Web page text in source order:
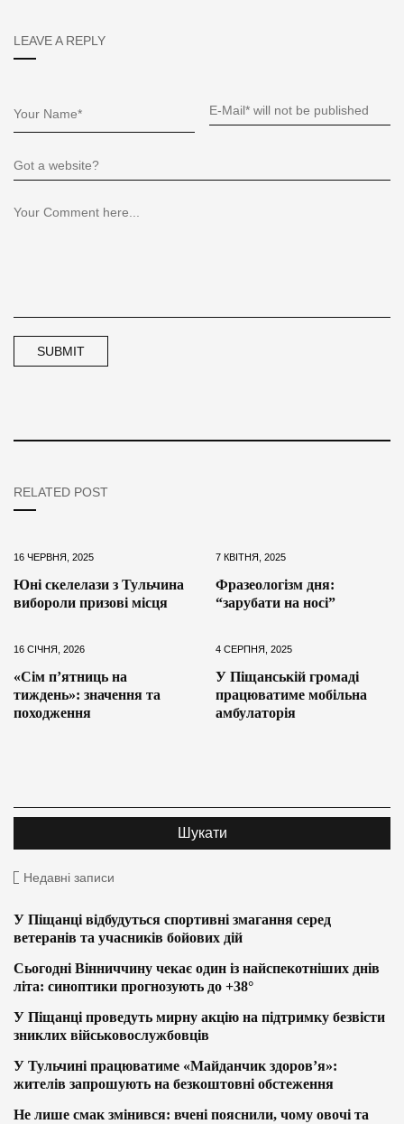
LEAVE A REPLY
RELATED POST
16 ЧЕРВНЯ, 2025
Юні скелелази з Тульчина
вибороли призові місця
7 КВІТНЯ, 2025
Фразеологізм дня:
“зарубати на носі”
16 СІЧНЯ, 2026
«Сім п’ятниць на
тиждень»: значення та
походження
4 СЕРПНЯ, 2025
У Піщанській громаді
працюватиме мобільна
амбулаторія
Недавні записи
У Піщанці відбудуться спортивні змагання серед
ветеранів та учасників бойових дій
Сьогодні Вінниччину чекає один із найспекотніших днів
літа: синоптики прогнозують до +38°
У Піщанці проведуть мирну акцію на підтримку безвісти
зниклих військовослужбовців
У Тульчині працюватиме «Майданчик здоров’я»:
жителів запрошують на безкоштовні обстеження
Не лише смак змінився: вчені пояснили, чому овочі та